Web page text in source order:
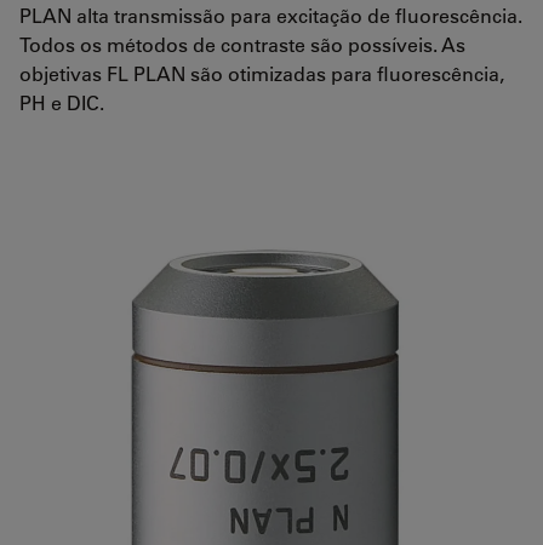
PLAN alta transmissão para excitação de fluorescência.
Todos os métodos de contraste são possíveis. As
objetivas FL PLAN são otimizadas para fluorescência,
PH e DIC.